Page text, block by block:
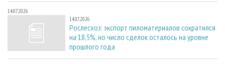
14.07.2026
14.07.2026
Рослесхоз: экспорт пиломатериалов сократился
на 18,5%, но число сделок осталось на уровне
прошлого года